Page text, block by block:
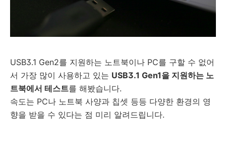
USB3.1 Gen2를 지원하는 노트북이나 PC를 구할 수 없어
서 가장 많이 사용하고 있는 USB3.1 Gen1을 지원하는 노
트북에서 테스트를 해봤습니다.
속도는 PC나 노트북 사양과 칩셋 등등 다양한 환경의 영
향을 받을 수 있다는 점 미리 알려드립니다.